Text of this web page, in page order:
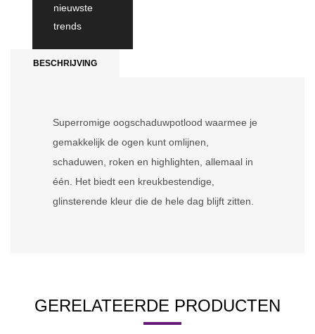
nieuwste
trends
BESCHRIJVING
Superromige oogschaduwpotlood waarmee je
gemakkelijk de ogen kunt omlijnen,
schaduwen, roken en highlighten, allemaal in
één. Het biedt een kreukbestendige,
glinsterende kleur die de hele dag blijft zitten.
GERELATEERDE PRODUCTEN